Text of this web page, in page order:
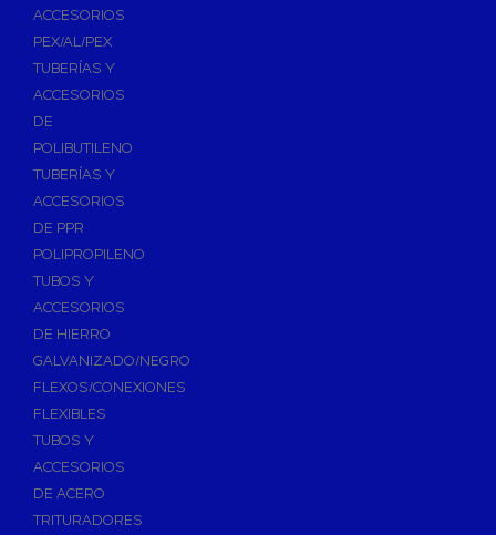
ACCESORIOS
PEX/AL/PEX
TUBERÍAS Y
ACCESORIOS
DE
POLIBUTILENO
TUBERÍAS Y
ACCESORIOS
DE PPR
POLIPROPILENO
TUBOS Y
ACCESORIOS
DE HIERRO
GALVANIZADO/NEGRO
FLEXOS/CONEXIONES
FLEXIBLES
TUBOS Y
ACCESORIOS
DE ACERO
TRITURADORES